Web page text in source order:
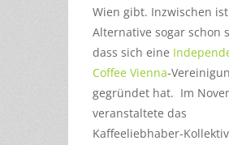
Wien gibt. Inzwischen
Alternative sogar schon
dass sich eine
Coffee Vienna-
gegründet hat. Im
veranstaltete das
Kaffeeliebhaber-